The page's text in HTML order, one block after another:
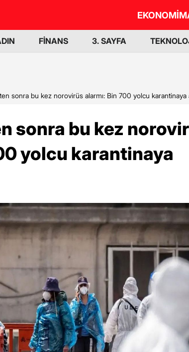
EKONOMİ
FİNANS 3. SAYFA
sonra bu kez norovirüs alarmı: Bin 700 yolcu karantinaya
sonra bu kez
yolcu karantinaya